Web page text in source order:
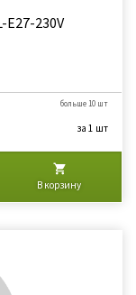
E27-230V
больше 10 шт
за 1 шт
В корзину